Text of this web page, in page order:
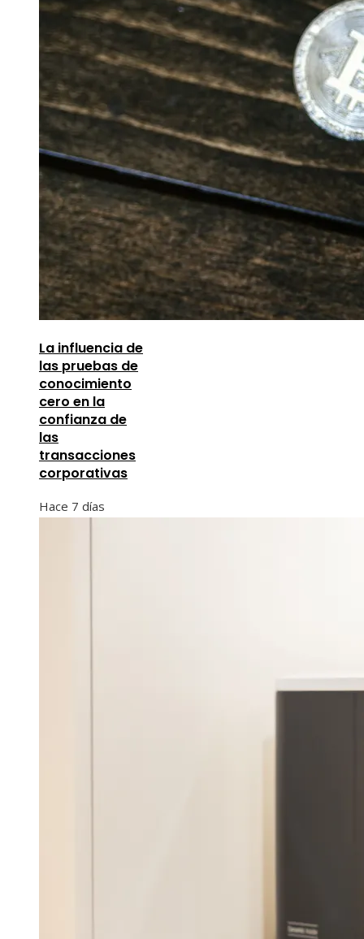
La influencia de
las pruebas de
conocimiento
cero en la
confianza de
las
transacciones
corporativas
Hace 7 días